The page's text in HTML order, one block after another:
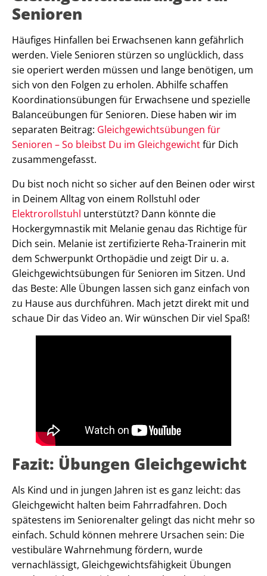
Senioren
Häufiges Hinfallen bei Erwachsenen kann gefährlich
werden. Viele Senioren stürzen so unglücklich, dass
sie operiert werden müssen und lange benötigen, um
sich von den Folgen zu erholen. Abhilfe schaffen
Koordinationsübungen für Erwachsene und spezielle
Balanceübungen für Senioren. Diese haben wir im
separaten Beitrag: Gleichgewichtsübungen für
Senioren – So bleibst Du im Gleichgewichtfür Dich
zusammengefasst.
Du bist noch nicht so sicher auf den Beinen oder wirst
in Deinem Alltag von einem Rollstuhl oder
Elektrorollstuhl unterstützt? Dann könnte die
Hockergymnastik mit Melanie genau das Richtige für
Dich sein. Melanie ist zertifizierte Reha-Trainerin mit
dem Schwerpunkt Orthopädie und zeigt Dir u. a.
Gleichgewichtsübungen für Senioren im Sitzen. Und
das Beste: Alle Übungen lassen sich ganz einfach von
zu Hause aus durchführen. Mach jetzt direkt mit und
schaue Dir das Video an. Wir wünschen Dir viel Spaß!
Fazit: Übungen Gleichgewicht
Als Kind und in jungen Jahren ist es ganz leicht: das
Gleichgewicht halten beim Fahrradfahren. Doch
spätestens im Seniorenalter gelingt das nicht mehr so
einfach. Schuld können mehrere Ursachen sein: Die
vestibuläre Wahrnehmung fördern, wurde
vernachlässigt, Gleichgewichtsfähigkeit Übungen